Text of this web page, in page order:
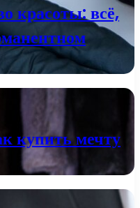
красоты: всё,
купить мечту